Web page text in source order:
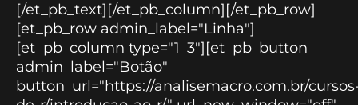
[/et_pb_text][/et_pb_column][/et_pb_row]
[et_pb_row admin_label="Linha"]
[et_pb_column type="1_3"][et_pb_button
admin_label="Botão"
button_url="https://analisemacro.com.br/